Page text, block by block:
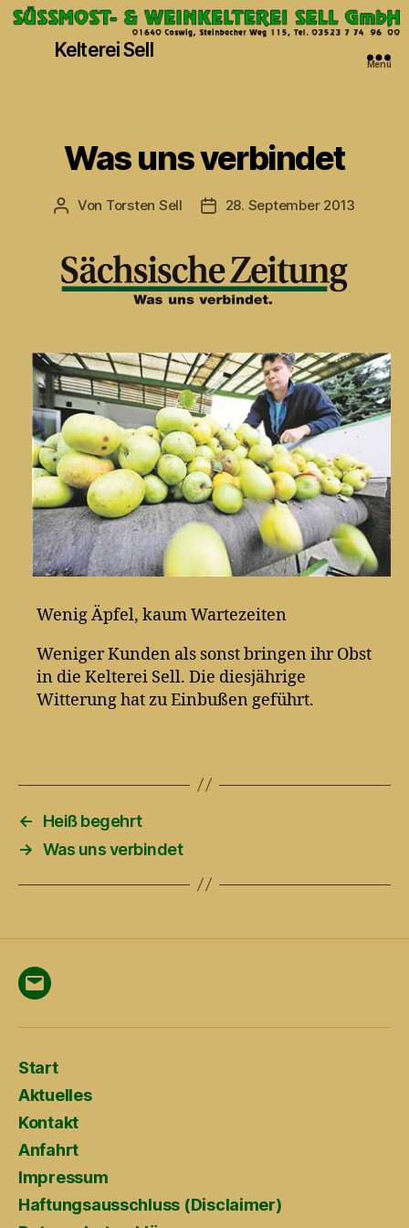
Kelterei Sell
Menü
Was uns verbindet
Beitragsautor
Von Torsten Sell Veröffentlichungsdatum
28. September 2013
Wenig Äpfel, kaum Wartezeiten
Weniger Kunden als sonst bringen ihr Obst
in die Kelterei Sell. Die diesjährige
Witterung hat zu Einbußen geführt.
←
Heiß begehrt
→ Was uns verbindet
Menüeintrag
Start
Aktuelles
Kontakt
Anfahrt
Impressum
Haftungsausschluss (Disclaimer)